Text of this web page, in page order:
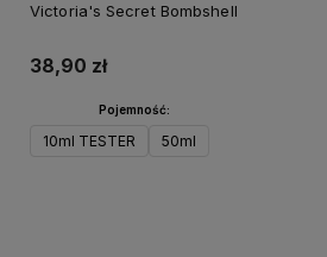
Victoria's Secret Bombshell
38,90 zł
Pojemność:
10ml TESTER 50ml